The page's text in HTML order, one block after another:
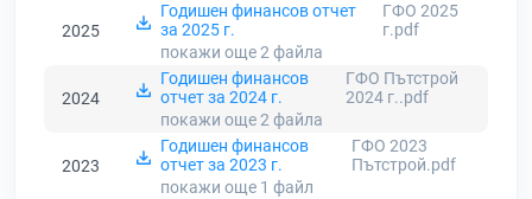
2025
Годишен финансов отчет
за 2025 г.
ГФО 2025
г.pdf
покажи още 2файла
2024
Годишен финансов
отчет за 2024 г.
ГФО Пътстрой
2024 г..pdf
покажи още 2файла
2023
Годишен финансов
отчет за 2023 г.
ГФО 2023
Пътстрой.pdf
покажи още 1 файл